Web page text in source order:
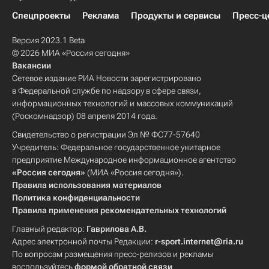
Спецпроекты
Реклама Продукты и сервисы Пресс-
Версия 2023.1 Beta
© 2026 МИА «Россия сегодня»
Вакансии
Сетевое издание РИА Новости зарегистрировано
в Федеральной службе по надзору в сфере связи,
информационных технологий и массовых коммуникаций
(Роскомнадзор) 08 апреля 2014 года.
Свидетельство о регистрации Эл № ФС77-57640
Учредитель: Федеральное государственное унитарное
предприятие Международное информационное агентство
«Россия сегодня» (МИА «Россия сегодня»).
Правила использования материалов
Политика конфиденциальности
Правила применения рекомендательных технологий
Главный редактор: Гаврилова А.В.
Адрес электронной почты Редакции: r-sport.internet@ria.ru
По вопросам размещения пресс-релизов и рекламы
воспользуйтесьформой обратной связи